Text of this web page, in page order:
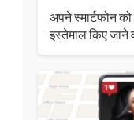
अपने स्मार्टफोन
इस्तेमाल किए जाने